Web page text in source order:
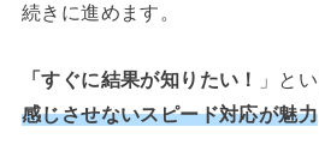
続きに進めます。
「すぐに結果が知りたい！ 」と
感じさせないスピード対応が魅力